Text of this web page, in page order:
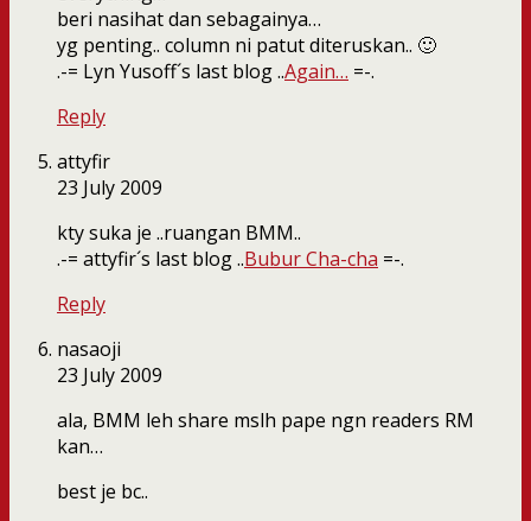
beri nasihat dan sebagainya…
yg penting.. column ni patut diteruskan.. 🙂
.-= Lyn Yusoff´s last blog ..Again… =-.
Reply
attyfir
23 July 2009
kty suka je ..ruangan BMM..
.-= attyfir´s last blog ..Bubur Cha-cha =-.
Reply
nasaoji
23 July 2009
ala, BMM leh share mslh pape ngn readers RM
kan…
best je bc..